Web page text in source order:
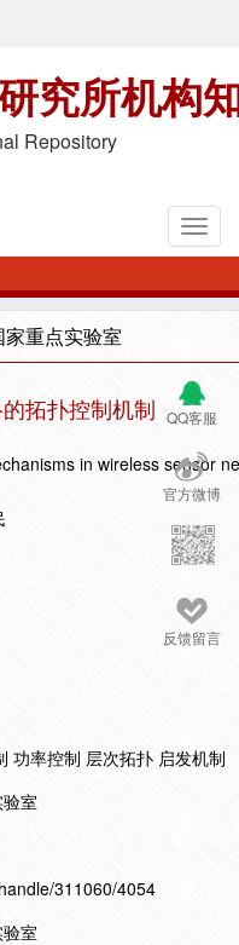
究所机构
Repository
重点实验室
QQ客服
官方微博
反馈留言
拓扑控制机制
in wireless sensor
功率控制 层次拓扑 启发机制
室
311060/4054
室